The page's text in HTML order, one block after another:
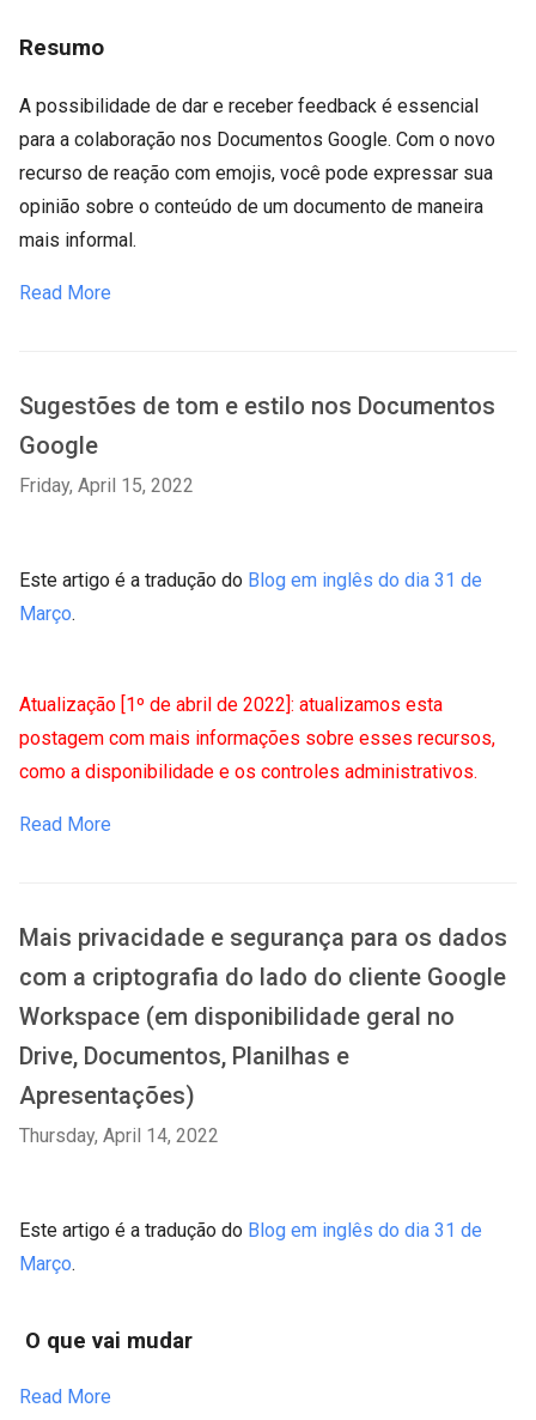
Resumo
A possibilidade de dar e receber feedback é essencial
para a colaboração nos Documentos Google. Com o novo
recurso de reação com emojis, você pode expressar sua
opinião sobre o conteúdo de um documento de maneira
mais informal.
Read More
Sugestões de tom e estilo nos Documentos
Google
Friday, April 15, 2022
Este artigo é a tradução do Blog em inglês do dia 31 de
Março.
Atualização [1º de abril de 2022]: atualizamos esta
postagem com mais informações sobre esses recursos,
como a disponibilidade e os controles administrativos.
Read More
Mais privacidade e segurança para os dados
com a criptografia do lado do cliente Google
Workspace (em disponibilidade geral no
Drive, Documentos, Planilhas e
Apresentações)
Thursday, April 14, 2022
Este artigo é a tradução do Blog em inglês do dia 31 de
Março.
O que vai mudar
Read More